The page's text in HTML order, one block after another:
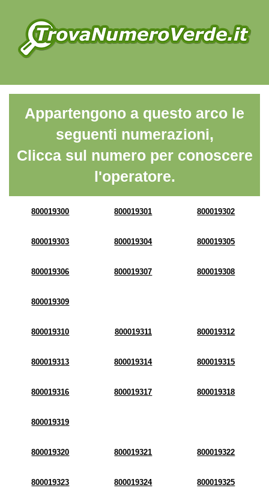
Appartengono a questo arco le
seguenti numerazioni,
Clicca sul numero per conoscere
l'operatore.
800019300 800019301 800019302
800019303 800019304 800019305
800019306 800019307 800019308
800019309
800019310 800019311 800019312
800019313 800019314 800019315
800019316 800019317 800019318
800019319
800019320 800019321 800019322
800019323 800019324 800019325